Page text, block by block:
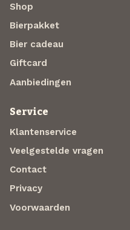
Shop
Bierpakket
Bier cadeau
Giftcard
Aanbiedingen
Service
Klantenservice
Veelgestelde vragen
Contact
Privacy
Voorwaarden